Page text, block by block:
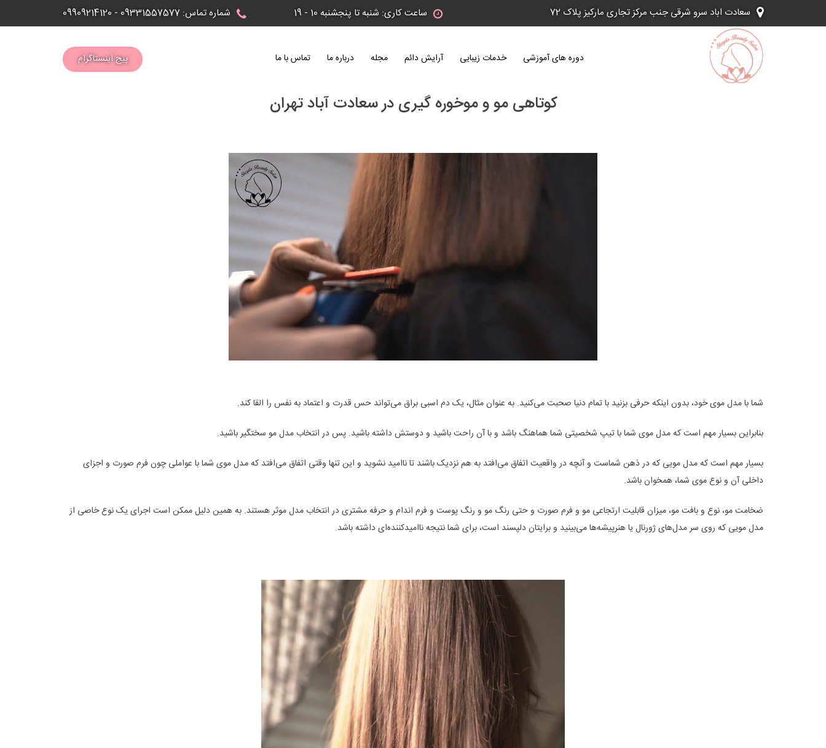
سعادت اباد سرو شرقی جنب مرکز تجاری مارکیز پلاک 72 شماره تماس: 09331557577
-
09909214120 ساعت کاری: شنبه تا پنجشنبه 10 - 19
دوره های آموزشی خدمات زیبایی آرایش دائم مجله درباره ما تماس با ما پیج اینستاگرام
کوتاهی مو و موخوره گیری در سعادت آباد تهران
شما با مدل موی خود، بدون اینکه حرفی بزنید با تمام دنیا صحبت می‌کنید. به عنوان مثال، یک دم اسبی براق می‌تواند حس قدرت و اعتماد به نفس را القا کند.
بنابراین بسیار مهم است که مدل موی شما با تیپ شخصیتی شما هماهنگ باشد و با آن راحت باشید و دوستش داشته باشید. پس در انتخاب مدل مو سختگیر باشید.
بسیار مهم است که مدل مویی که در ذهن شماست و آنچه در واقعیت اتفاق می‌افتد به هم نزدیک باشند تا ناامید نشوید و این تنها وقتی اتفاق می‌افتد که مدل موی شما با عواملی چون فرم صورت و اجزای
داخلی آن و نوع موی شما، همخوان باشد.
ضخامت مو، نوع و بافت مو، میزان قابلیت ارتجاعی مو و فرم صورت و حتی رنگ مو و رنگ پوست و فرم اندام و حرفه مشتری در انتخاب مدل موثر هستند. به همین دلیل ممکن است اجرای یک نوع خاصی از
مدل مویی که روی سر مدل‌های ژورنال یا هنرپیشه‌‌ها می‌بینید و برایتان دلپسند است، برای شما نتیجه ناامیدکننده‌ای داشته باشد.